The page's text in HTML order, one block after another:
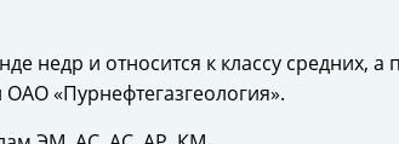
недр и относится к классу средних,
«Пурнефтегазгеология».